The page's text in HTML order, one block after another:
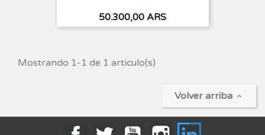
Precio
50.300,00 ARS
Mostrando 1-1 de 1 artículo(s)
Volver arriba 
FacebookTwitter YouTubeInstagram